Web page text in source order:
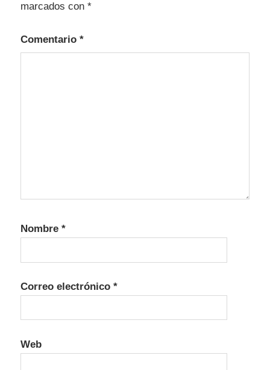
marcados con *
Comentario *
Nombre *
Correo electrónico *
Web